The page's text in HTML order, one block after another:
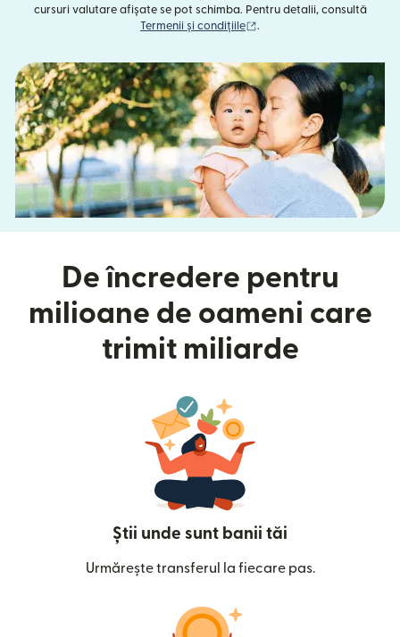
cursuri valutare afișate se pot schimba. Pentru detalii, consultă
Termenii și condițiile
.
De încredere pentru
milioane de oameni care
trimit miliarde
Știi unde sunt banii tăi
Urmărește transferul la fiecare pas.